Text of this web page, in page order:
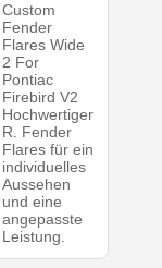
Custom
Fender
Flares Wide
2 For
Pontiac
Firebird V2
Hochwertiger
R. Fender
Flares für ein
individuelles
Aussehen
und eine
angepasste
Leistung.